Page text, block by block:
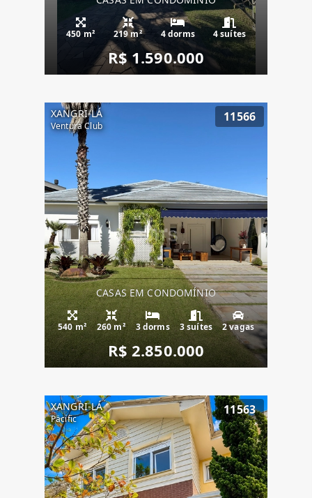
450 m² 219 m² 4 dorms 4 suítes
R$ 1.590.000
XANGRI-LÁ
Ventura Club
11566
CASAS EM CONDOMÍNIO
540 m² 260 m² 3 dorms 3 suítes 2 vagas
R$ 2.850.000
XANGRI-LÁ
Pacific
11563